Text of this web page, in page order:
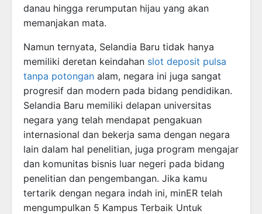
danau hingga rerumputan hijau yang akan
memanjakan mata.
Namun ternyata, Selandia Baru tidak hanya
memiliki deretan keindahan slot deposit pulsa
tanpa potongan alam, negara ini juga sangat
progresif dan modern pada bidang pendidikan.
Selandia Baru memiliki delapan universitas
negara yang telah mendapat pengakuan
internasional dan bekerja sama dengan negara
lain dalam hal penelitian, juga program mengajar
dan komunitas bisnis luar negeri pada bidang
penelitian dan pengembangan. Jika kamu
tertarik dengan negara indah ini, minER telah
mengumpulkan 5 Kampus Terbaik Untuk